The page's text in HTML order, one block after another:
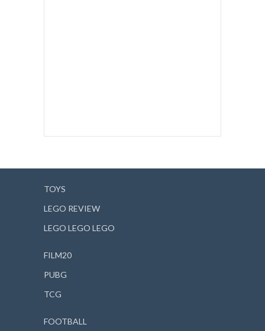
TOYS
LEGO REVIEW
LEGO LEGO LEGO
FILM20
PUBG
TCG
FOOTBALL